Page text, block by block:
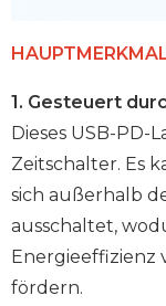
1. Gesteuert
Dieses USB-
Zeitschalter. Es
sich außerhalb
ausschaltet,
Energieeffizienz
fördern.